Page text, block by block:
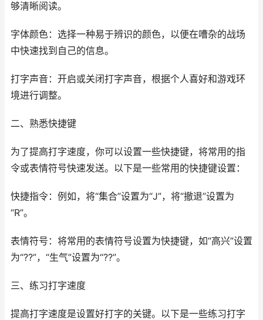
够清晰阅读。
字体颜色：选择一种易于辨识的颜色，以便在嘈杂的战场
中快速找到自己的信息。
打字声音：开启或关闭打字声音，根据个人喜好和游戏环
境进行调整。
二、熟悉快捷键
为了提高打字速度，你可以设置一些快捷键，将常用的指
令或表情符号快速发送。以下是一些常用的快捷键设置：
快捷指令：例如，将“集合”设置为“J”，将“撤退”设置为
“R”。
表情符号：将常用的表情符号设置为快捷键，如“高兴”设置
为“??”，“生气”设置为“??”。
三、练习打字速度
提高打字速度是设置好打字的关键。以下是一些练习打字